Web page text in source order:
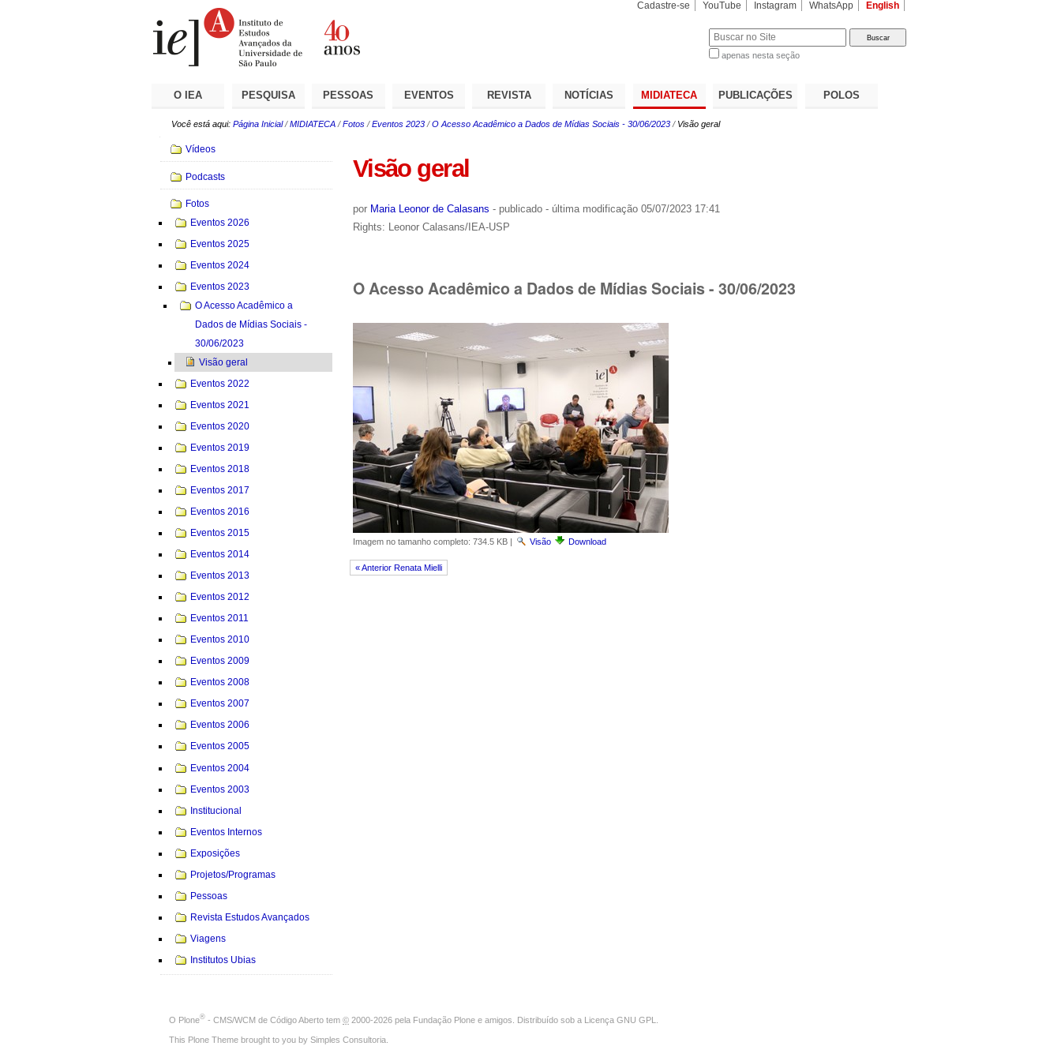
Cadastre-se YouTube Instagram WhatsApp English
apenas nesta seção
O IEA PESQUISA PESSOAS EVENTOS REVISTA NOTÍCIAS MIDIATECA PUBLICAÇÕES POLOS
Você está aqui: Página Inicial /MIDIATECA /Fotos /Eventos 2023 /O Acesso Acadêmico a Dados de Mídias Sociais - 30/06/2023 / Visão geral
Visão geral
por Maria Leonor de Calasans - publicado - última modificação05/07/2023 17:41
Rights: Leonor Calasans/IEA-USP
O Acesso Acadêmico a Dados de Mídias Sociais - 30/06/2023
Imagem no tamanho completo: 734.5 KB| Visão Download
« Anterior Renata Mielli
Navegação
Vídeos
Podcasts
Fotos
Eventos 2026
Eventos 2025
Eventos 2024
Eventos 2023
O Acesso Acadêmico a
Dados de Mídias Sociais -
30/06/2023
Visão geral
Eventos 2022
Eventos 2021
Eventos 2020
Eventos 2019
Eventos 2018
Eventos 2017
Eventos 2016
Eventos 2015
Eventos 2014
Eventos 2013
Eventos 2012
Eventos 2011
Eventos 2010
Eventos 2009
Eventos 2008
Eventos 2007
Eventos 2006
Eventos 2005
Eventos 2004
Eventos 2003
Institucional
Eventos Internos
Exposições
Projetos/Programas
Pessoas
Revista Estudos Avançados
Viagens
Institutos Ubias
O Plone® - CMS/WCM de Código Aberto tem © 2000-2026 pela Fundação Plone e amigos. Distribuído sob a Licença GNU GPL
This Plone Theme brought to you by Simples Consultoria